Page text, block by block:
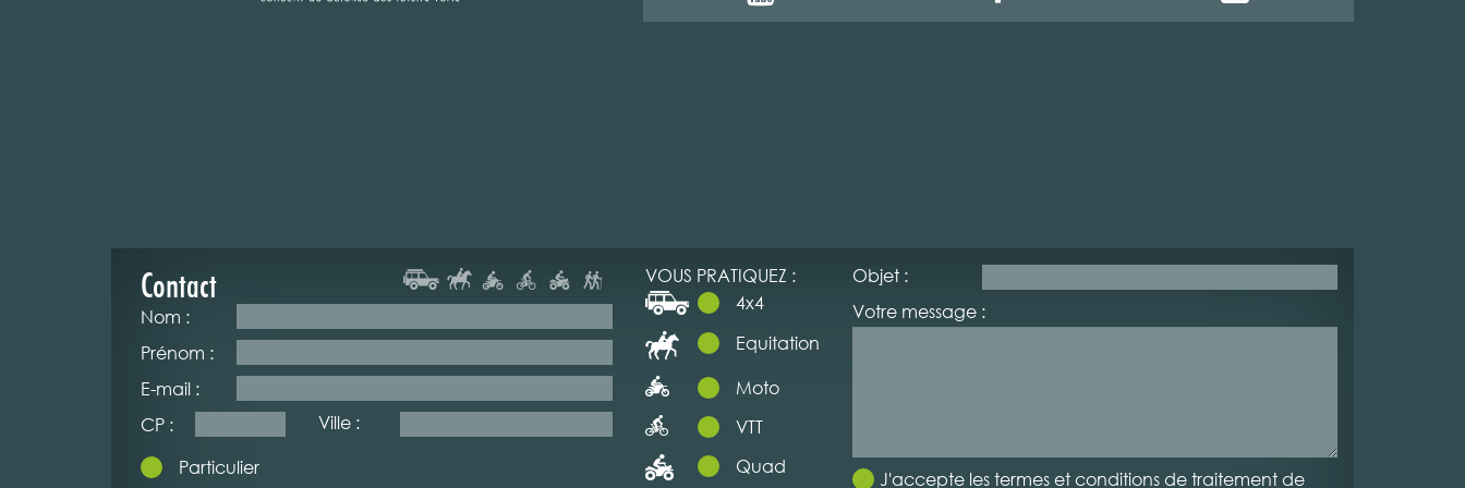
Contact
Nom :
Prénom :
E-mail :
CP :
Ville :
Particulier
VOUS PRATIQUEZ :
4x4
Equitation
Moto
VTT
Quad
Objet :
Votre message :
J'accepte les termes et conditions de traitement de